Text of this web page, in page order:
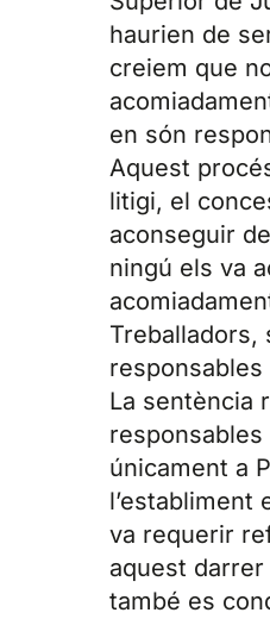
haurien de
creiem que
en són
Aquest
litigi, el
aconseguir
ningú els va
Treballadors,
responsables
La sentència
únicament a
l’establiment
va requerir
aquest
també es